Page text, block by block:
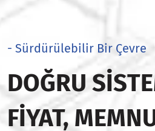
- Sürdürülebilir Bir Çevre
DOĞRU
FIYAT,